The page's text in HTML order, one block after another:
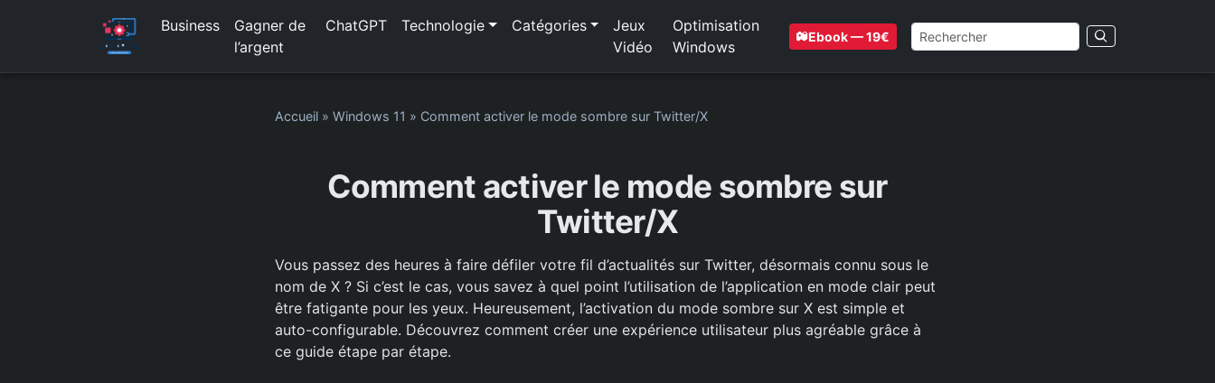
Business
Gagner de
l’argent
ChatGPT Technologie Catégories
Jeux
Vidéo
Optimisation
Windows
Ebook — 19€
Accueil » Windows 11 » Comment activer le mode sombre sur Twitter/X
Comment activer le mode sombre sur
Twitter/X
Vous passez des heures à faire défiler votre fil d’actualités sur Twitter, désormais connu sous le
nom de X ? Si c’est le cas, vous savez à quel point l’utilisation de l’application en mode clair peut
être fatigante pour les yeux. Heureusement, l’activation du mode sombre sur X est simple et
auto-configurable. Découvrez comment créer une expérience utilisateur plus agréable grâce à
ce guide étape par étape.